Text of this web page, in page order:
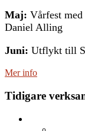
Maj: Vårfest med
Daniel Alling
Juni: Utflykt till
Mer info
Tidigare